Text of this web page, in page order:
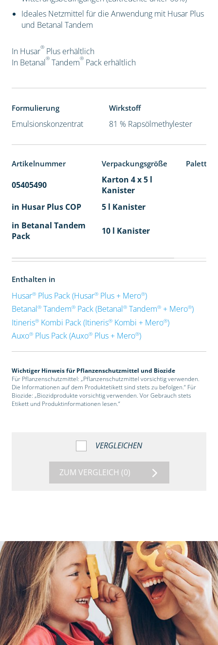
Ideales Netzmittel für die Anwendung mit Husar Plus
und Betanal Tandem
In Husar®Plus erhältlich
In Betanal®Tandem®Pack erhältlich
Formulierung
Emulsionskonzentrat
Wirkstoff
81 % Rapsölmethylester
Artikelnummer Verpackungsgröße
05405490
Karton 4 x 5 l
Kanister
in Husar Plus COP 5 l Kanister
in Betanal Tandem
Pack
10 l Kanister
Enthalten in
Husar®Plus Pack (Husar®Plus + Mero®)
Betanal®Tandem®Pack (Betanal®Tandem®+ Mero®)
Itineris®Kombi Pack (Itineris®Kombi + Mero®)
Auxo®Plus Pack (Auxo®Plus + Mero®)
Wichtiger Hinweis für Pflanzenschutzmittel und Biozide
Für Pflanzenschutzmittel: „Pflanzenschutzmittel vorsichtig verwenden.
Die Informationen auf dem Produktetikett sind stets zu befolgen.“ Für
Biozide: „Biozidprodukte vorsichtig verwenden. Vor Gebrauch stets
Etikett und Produktinformationen lesen.“
VERGLEICHEN
ZUM VERGLEICH (0)